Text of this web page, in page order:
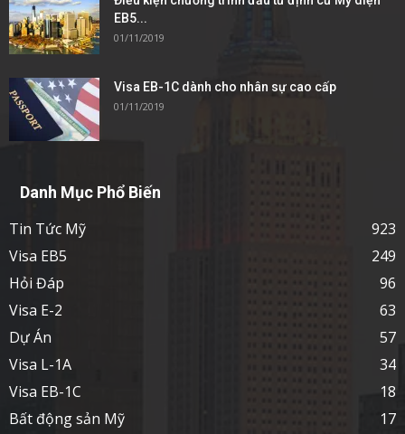
EB5...
01/11/2019
Visa EB-1C dành cho nhân sự cao cấp
01/11/2019
Danh Mục Phổ Biến
Tin Tức Mỹ
923
Visa EB5
249
Hỏi Đáp
96
Visa E-2
63
Dự Án
57
Visa L-1A
34
Visa EB-1C
18
Bất động sản Mỹ
17